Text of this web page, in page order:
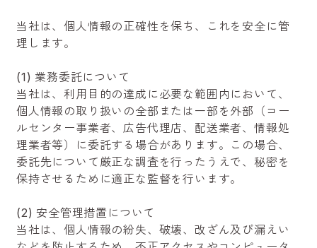
当社は、個人情報の正確性を保ち、これを安全に管
理します。
(1) 業務委託について
当社は、利用目的の達成に必要な範囲内において、
個人情報の取り扱いの全部または一部を外部（コー
ルセンター事業者、広告代理店、配送業者、情報処
理業者等）に委託する場合があります。この場合、
委託先について厳正な調査を行ったうえで、秘密を
保持させるために適正な監督を行います。
(2) 安全管理措置について
当社は、個人情報の紛失、破壊、改ざん及び漏えい